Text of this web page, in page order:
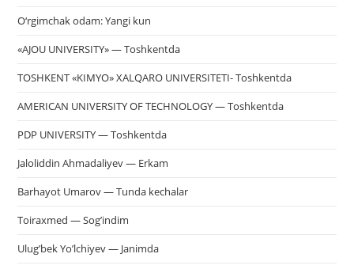
O‘rgimchak odam: Yangi kun
«AJOU UNIVERSITY» — Toshkentda
TOSHKENT «KIMYO» XALQARO UNIVERSITETI- Toshkentda
AMERICAN UNIVERSITY OF TECHNOLOGY — Toshkentda
PDP UNIVERSITY — Toshkentda
Jaloliddin Ahmadaliyev — Erkam
Barhayot Umarov — Tunda kechalar
Toiraxmed — Sog’indim
Ulug’bek Yo’lchiyev — Janimda